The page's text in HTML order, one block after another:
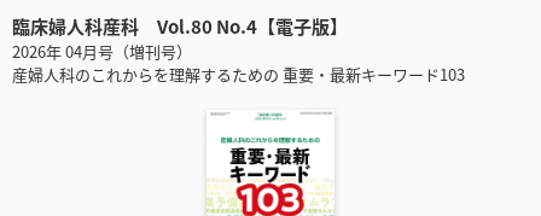
臨床婦人科産科 Vol.80 No.4【電子版】
2026年 04月号（増刊号）
産婦人科のこれからを理解するための 重要・最新キーワード103